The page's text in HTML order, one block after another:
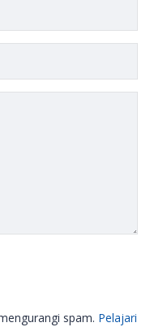
spam. Pelajari